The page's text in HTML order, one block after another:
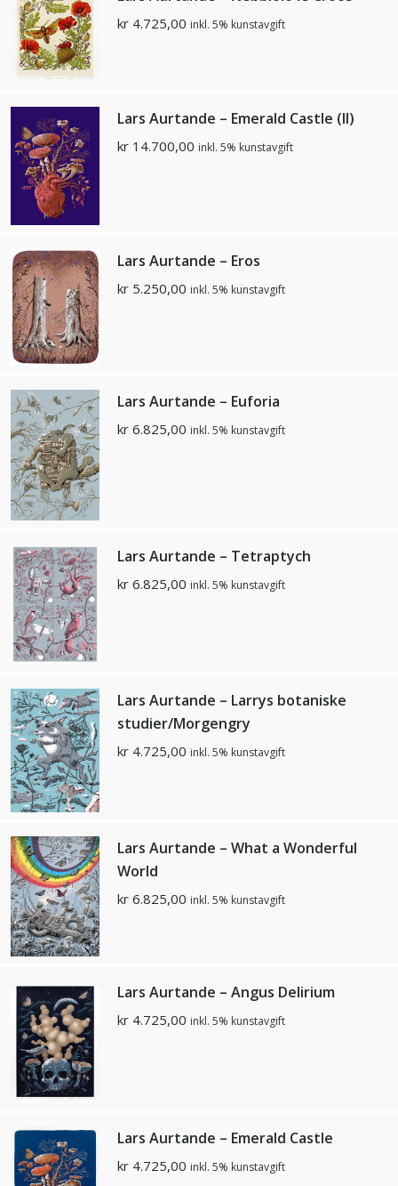
kr 4.725,00 inkl. 5% kunstavgift
Lars Aurtande – Emerald Castle (II)
kr 14.700,00 inkl. 5% kunstavgift
Lars Aurtande – Eros
kr 5.250,00 inkl. 5% kunstavgift
Lars Aurtande – Euforia
kr 6.825,00 inkl. 5% kunstavgift
Lars Aurtande – Tetraptych
kr 6.825,00 inkl. 5% kunstavgift
Lars Aurtande – Larrys botaniske
studier/Morgengry
kr 4.725,00 inkl. 5% kunstavgift
Lars Aurtande – What a Wonderful
World
kr 6.825,00 inkl. 5% kunstavgift
Lars Aurtande – Angus Delirium
kr 4.725,00 inkl. 5% kunstavgift
Lars Aurtande – Emerald Castle
kr 4.725,00 inkl. 5% kunstavgift